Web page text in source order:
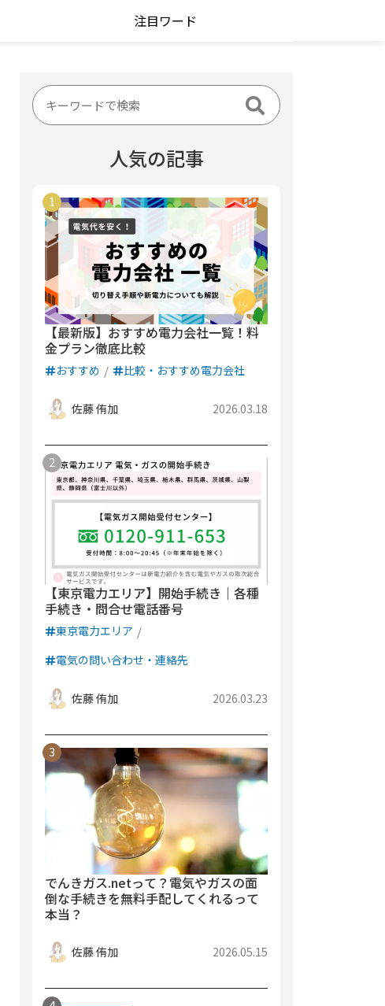
注目ワード
人気の記事
【最新版】おすすめ電力会社一覧！料
金プラン徹底比較
おすすめ 比較・おすすめ電力会社
佐藤 侑加 2026.03.18
【東京電力エリア】開始手続き｜各種
手続き・問合せ電話番号
東京電力エリア
電気の問い合わせ・連絡先
佐藤 侑加 2026.03.23
でんきガス.netって？電気やガスの面
倒な手続きを無料手配してくれるって
本当？
佐藤 侑加 2026.05.15